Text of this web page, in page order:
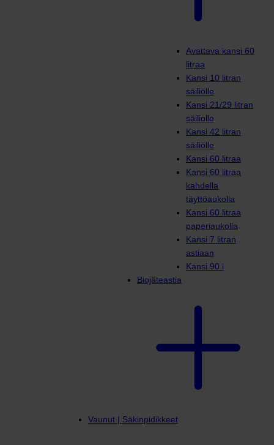
Avattava kansi 60
litraa
Kansi 10 litran
säiliölle
Kansi 21/29 litran
säiliölle
Kansi 42 litran
säiliölle
Kansi 60 litraa
Kansi 60 litraa
kahdella
täyttöaukolla
Kansi 60 litraa
paperiaukolla
Kansi 7 litran
astiaan
Kansi 90 l
Biojäteastia
Vaunut | Säkinpidikkeet